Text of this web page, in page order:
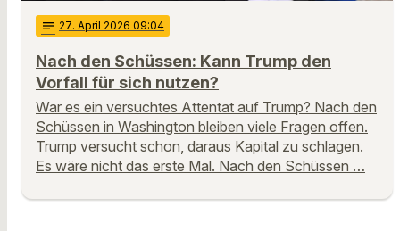
notes 27. April 2026 09:04
Nach den Schüssen: Kann Trump den
Vorfall für sich nutzen?
War es ein versuchtes Attentat auf Trump? Nach den
Schüssen in Washington bleiben viele Fragen offen.
Trump versucht schon, daraus Kapital zu schlagen.
Es wäre nicht das erste Mal. Nach den Schüssen …